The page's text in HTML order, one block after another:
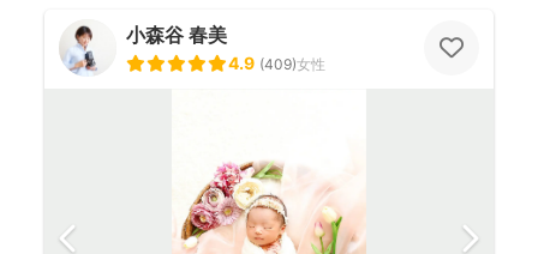
小森谷 春美
4.9 (409)女性